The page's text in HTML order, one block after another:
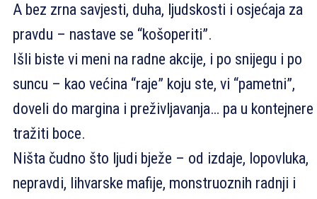
A bez zrna savjesti, duha, ljudskosti i osjećaja za
pravdu – nastave se “košoperiti”.
Išli biste vi meni na radne akcije, i po snijegu i po
suncu – kao većina “raje” koju ste, vi “pametni”,
doveli do margina i preživljavanja… pa u kontejnere
tražiti boce.
Ništa čudno što ljudi bježe – od izdaje, lopovluka,
nepravdi, lihvarske mafije, monstruoznih radnji i